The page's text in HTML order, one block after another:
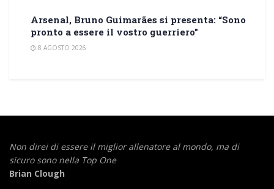
Arsenal, Bruno Guimarães si presenta: “Sono
pronto a essere il vostro guerriero”
8 AGOSTO 2026
Non direi di essere il miglior allenatore al mondo, ma di
sicuro sono nella Top One
Brian Clough